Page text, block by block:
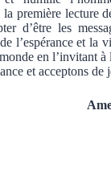
première lecture
d’être les
l’espérance et la
en l’invitant
et acceptons de